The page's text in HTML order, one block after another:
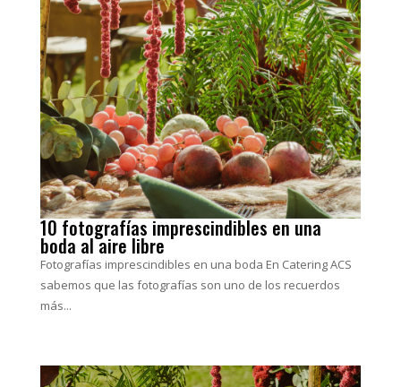
10 fotografías imprescindibles en una
boda al aire libre
Fotografías imprescindibles en una boda En Catering ACS
sabemos que las fotografías son uno de los recuerdos
más...